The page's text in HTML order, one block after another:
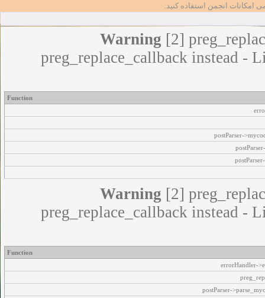
امکانات انجمن استفاده کنید.
Warning [2]
preg_replace_callback instead -
Function
postParser-
Warning [2]
preg_replace_callback instead -
Function
errorHandler-
postParser-